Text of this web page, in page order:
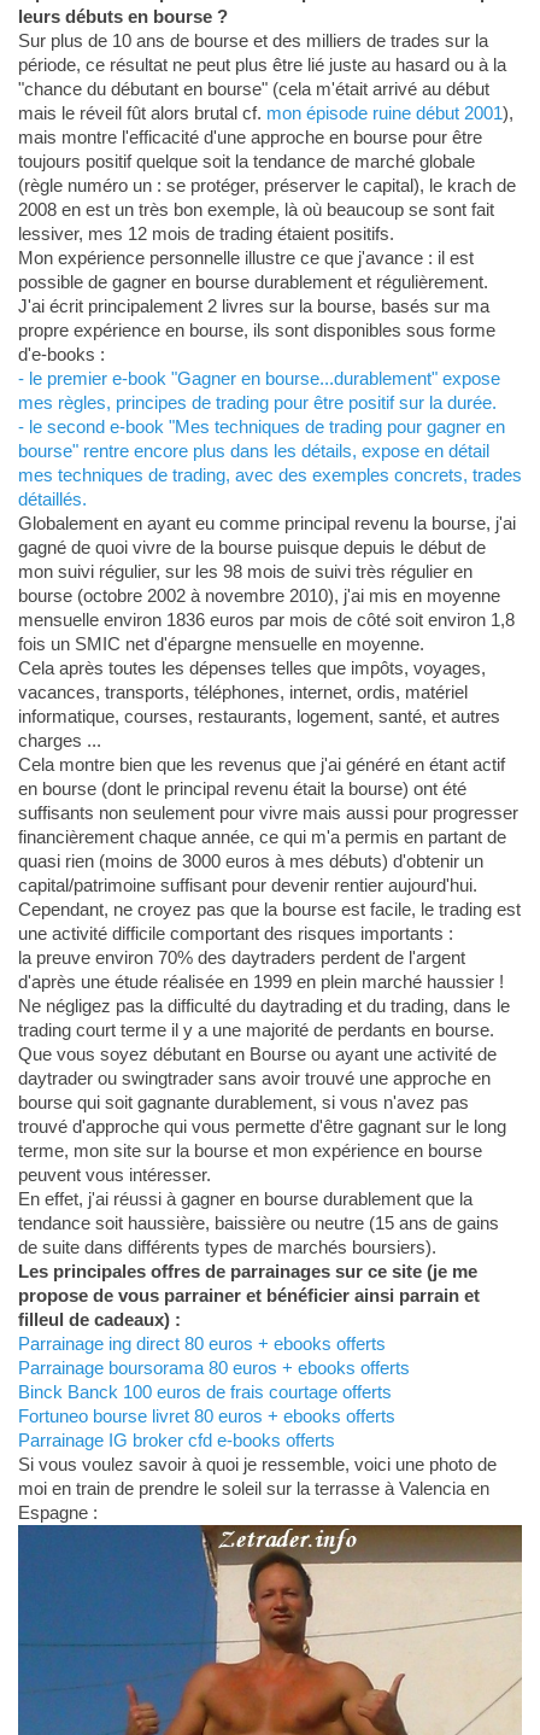
leurs débuts en bourse ?
Sur plus de 10 ans de bourse et des milliers de trades sur la
période, ce résultat ne peut plus être lié juste au hasard ou à la
"chance du débutant en bourse" (cela m'était arrivé au début
mais le réveil fût alors brutal cf. mon épisode ruine début 2001),
mais montre l'efficacité d'une approche en bourse pour être
toujours positif quelque soit la tendance de marché globale
(règle numéro un : se protéger, préserver le capital), le krach de
2008 en est un très bon exemple, là où beaucoup se sont fait
lessiver, mes 12 mois de trading étaient positifs.
Mon expérience personnelle illustre ce que j'avance : il est
possible de gagner en bourse durablement et régulièrement.
J'ai écrit principalement 2 livres sur la bourse, basés sur ma
propre expérience en bourse, ils sont disponibles sous forme
d'e-books :
- le premier e-book "Gagner en bourse...durablement" expose
mes règles, principes de trading pour être positif sur la durée.
- le second e-book "Mes techniques de trading pour gagner en
bourse" rentre encore plus dans les détails, expose en détail
mes techniques de trading, avec des exemples concrets, trades
détaillés.
Globalement en ayant eu comme principal revenu la bourse, j'ai
gagné de quoi vivre de la bourse puisque depuis le début de
mon suivi régulier, sur les 98 mois de suivi très régulier en
bourse (octobre 2002 à novembre 2010), j'ai mis en moyenne
mensuelle environ 1836 euros par mois de côté soit environ 1,8
fois un SMIC net d'épargne mensuelle en moyenne.
Cela après toutes les dépenses telles que impôts, voyages,
vacances, transports, téléphones, internet, ordis, matériel
informatique, courses, restaurants, logement, santé, et autres
charges ...
Cela montre bien que les revenus que j'ai généré en étant actif
en bourse (dont le principal revenu était la bourse) ont été
suffisants non seulement pour vivre mais aussi pour progresser
financièrement chaque année, ce qui m'a permis en partant de
quasi rien (moins de 3000 euros à mes débuts) d'obtenir un
capital/patrimoine suffisant pour devenir rentier aujourd'hui.
Cependant, ne croyez pas que la bourse est facile, le trading est
une activité difficile comportant des risques importants :
la preuve environ 70% des daytraders perdent de l'argent
d'après une étude réalisée en 1999 en plein marché haussier !
Ne négligez pas la difficulté du daytrading et du trading, dans le
trading court terme il y a une majorité de perdants en bourse.
Que vous soyez débutant en Bourse ou ayant une activité de
daytrader ou swingtrader sans avoir trouvé une approche en
bourse qui soit gagnante durablement, si vous n'avez pas
trouvé d'approche qui vous permette d'être gagnant sur le long
terme, mon site sur la bourse et mon expérience en bourse
peuvent vous intéresser.
En effet, j'ai réussi à gagner en bourse durablement que la
tendance soit haussière, baissière ou neutre (15 ans de gains
de suite dans différents types de marchés boursiers).
Les principales offres de parrainages sur ce site (je me
propose de vous parrainer et bénéficier ainsi parrain et
filleul de cadeaux) :
Parrainage ing direct 80 euros + ebooks offerts
Parrainage boursorama 80 euros + ebooks offerts
Binck Banck 100 euros de frais courtage offerts
Fortuneo bourse livret 80 euros + ebooks offerts
Parrainage IG broker cfd e-books offerts
Si vous voulez savoir à quoi je ressemble, voici une photo de
moi en train de prendre le soleil sur la terrasse à Valencia en
Espagne :